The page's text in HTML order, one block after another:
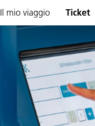
Il mio viaggio Ticket